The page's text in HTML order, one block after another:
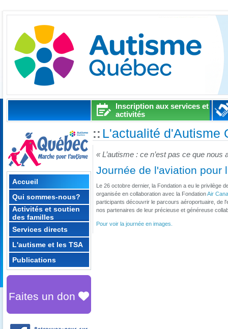
Inscription aux services et
activités
Accueil
Qui sommes-nous?
Activités et soutien
des familles
Services directs
L'autisme et les TSA
Publications
Faites un don
:: L'actualité d'Autisme
« L’autisme : ce n’est pas ce que
Journée de l'aviation pour
Le 26 octobre dernier, la Fondation a eu le privilège
organisée en collaboration avec la FondationAir
participants découvrir le parcours aéroportuaire, de
nos partenaires de leur précieuse et généreuse
Pour voir la journée en images.